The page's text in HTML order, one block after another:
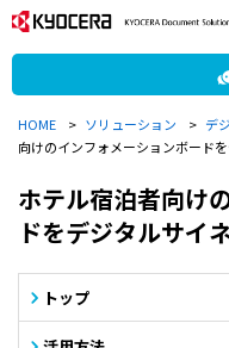
HOME > ソリューション > デ
向けのインフォメーションボード
ホテル宿泊者向け
ドをデジタルサイ
トップ